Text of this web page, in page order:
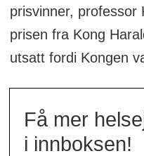
prisvinner, professor
prisen fra Kong
utsatt fordi Kongen
Få mer
i innboksen!